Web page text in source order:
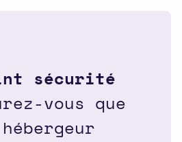
sécurité
vous que